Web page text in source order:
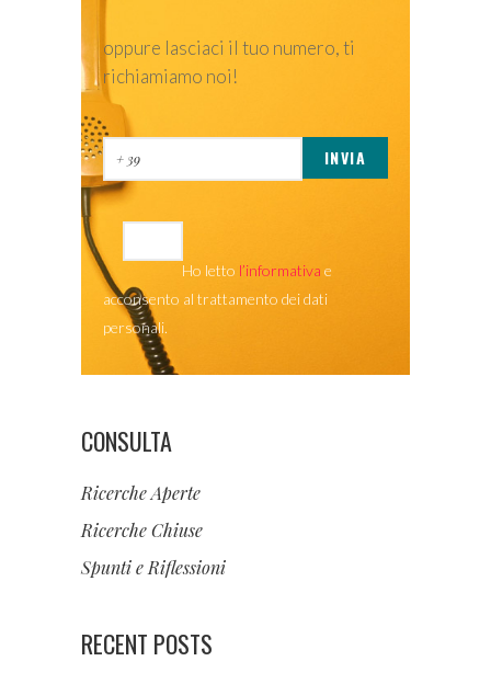
oppure lasciaci il tuo numero, ti
richiamiamo noi!
Ho letto l’informativa e
acconsento al trattamento dei dati
personali.
CONSULTA
Ricerche Aperte
Ricerche Chiuse
Spunti e Riflessioni
RECENT POSTS